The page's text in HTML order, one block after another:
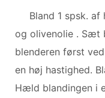
Bland 1 spsk.
og olivenolie . Sæt
blenderen først
en høj hastighed.
Hæld blandingen i